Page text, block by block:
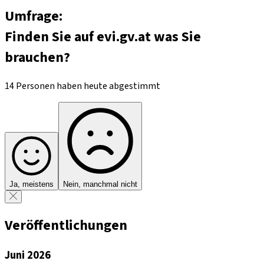
Umfrage:
Finden Sie auf evi.gv.at was Sie
brauchen?
14 Personen haben heute abgestimmt
Ja, meistens Nein, manchmal nicht
Veröffentlichungen
Juni 2026